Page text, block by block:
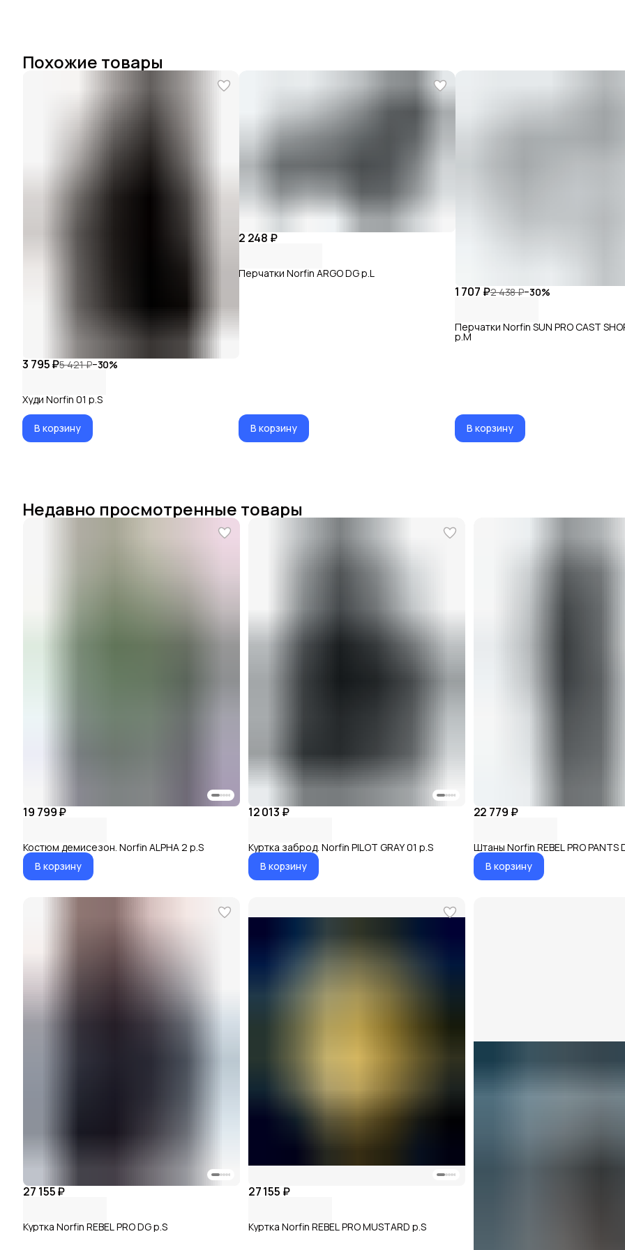
Похожие товары
3 795 ₽5 421 ₽−30%
Худи Norfin 01 р.S
В корзину
2 248 ₽
Перчатки Norfin ARGO DG р.L
В корзину
1 707 ₽2 438 ₽−30%
Перчатки Norfin SUN PRO CAST
р.M
В корзину
Недавно просмотренные товары
19 799 ₽
Костюм демисезон. Norfin ALPHA 2 р.S
В корзину
12 013 ₽
Куртка заброд. Norfin PILOT GRAY 01 р.S
В корзину
22 779 ₽
Штаны Norfin REBEL PRO PANTS
В корзину
27 155 ₽
Куртка Norfin REBEL PRO DG р.S
27 155 ₽
Куртка Norfin REBEL PRO MUSTARD р.S